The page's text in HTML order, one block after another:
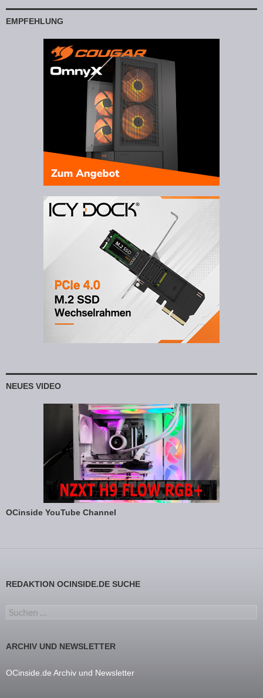
EMPFEHLUNG
NEUES VIDEO
OCinside YouTube Channel
REDAKTION OCINSIDE.DE SUCHE
Suchen nach:
ARCHIV UND NEWSLETTER
OCinside.de Archiv und Newsletter